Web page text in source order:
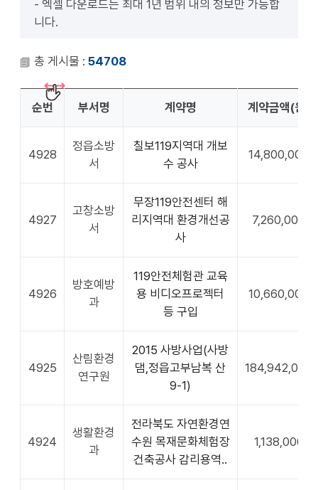
- 엑셀 다운로드는 최대 1년 범위 내의 정보만 가능합
니다.
총 게시물 : 54708
순번 부서명 계약명 계약금액(원)
4928
정읍소방
서
칠보119지역대 개보
수 공사
14,800,000
4927
고창소방
서
무장119안전센터 해
리지역대 환경개선공
사
7,260,000
4926
방호예방
과
119안전체험관 교육
용 비디오프로젝터
등 구입
10,660,000
4925
산림환경
연구원
2015 사방사업(사방
댐,정읍고부남복 산
9-1)
184,942,000
4924
생활환경
과
전라북도 자연환경연
수원 목재문화체험장
건축공사 감리용역..
1,138,000